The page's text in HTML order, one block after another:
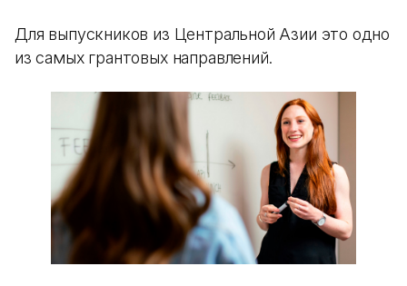
Для выпускников из Центральной Азии это одно
из самых грантовых направлений.